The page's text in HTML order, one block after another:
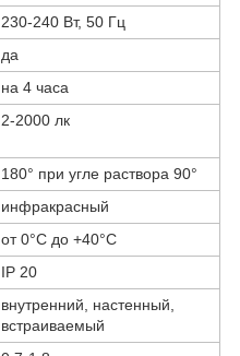
230-240 Вт, 50 Гц
да
на 4 часа
2-2000 лк
180° при угле раствора 90°
инфракрасный
от 0°С до +40°С
IP 20
внутренний, настенный,
встраиваемый